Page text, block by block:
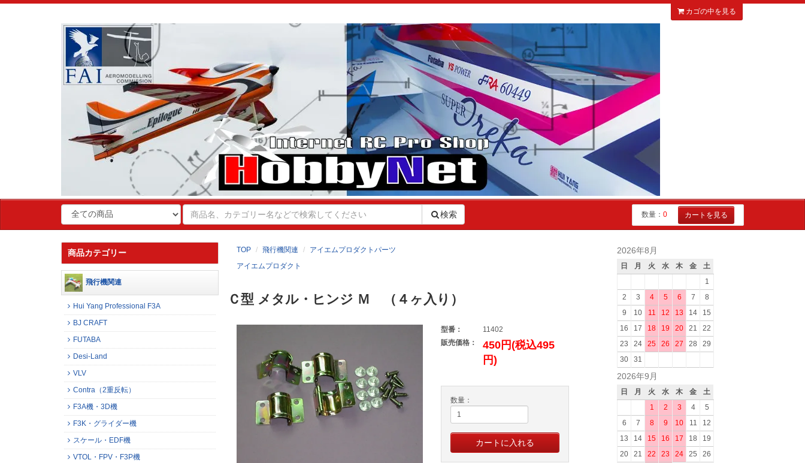
カゴの中を見る
検索 数量： 0 カートを見る
TOP 飛行機関連
アイエムプロダクトパーツ
アイエムプロダクト
Ｃ型 メタル・ヒンジ Ｍ （４ヶ入り）
型番：
11402
販売価格：
450円(税込495
円)
数量：
商品カテゴリー
飛行機関連
Hui Yang Professional F3A
BJ CRAFT
FUTABA
Desi-Land
VLV
Contra（2重反転）
F3A機・3D機
F3K・グライダー機
スケール・EDF機
VTOL・FPV・F3P機
2026年8月
日 月 火 水 木 金
土
1
2
3 4 5 6 7
8
9
10 11 12 13 14
15
16
17 18 19 20 21
22
23
24 25 26 27 28
29
30
31
2026年9月
日 月 火 水 木 金
土
1
2 3 4
5
6
7 8 9 10 11
12
13
14 15 16 17 18
19
20
21 22 23 24 25
26